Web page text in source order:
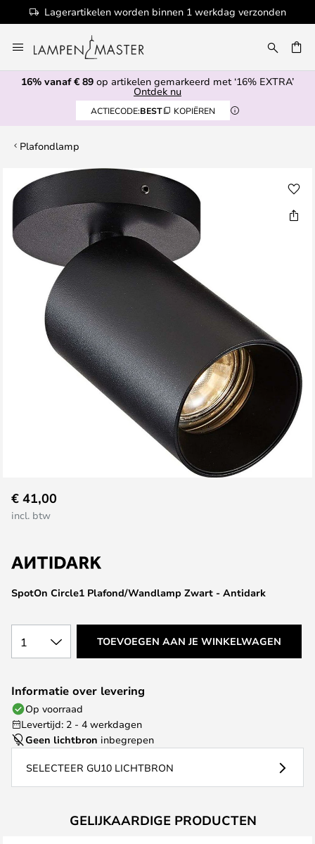
Lagerartikelen worden binnen 1 werkdag verzonden
naar
de
inhoud
16% vanaf € 89 op artikelen gemarkeerd met ‘16% EXTRA’
Ontdek nu
ACTIECODE:BEST KOPIËREN
Plafondlamp
naar
het
einde
van
afbeeldingen-
naar
het
van
de
afbeeldingen-
SpotOn Circle1 Plafond/Wandlamp Zwart - Antidark
€ 41,00
incl. btw
1 TOEVOEGEN AAN JE WINKELWAGEN
Informatie over levering
Op voorraad
Levertijd: 2 - 4 werkdagen
Geen lichtbron inbegrepen
SELECTEER GU10 LICHTBRON
GELIJKAARDIGE PRODUCTEN